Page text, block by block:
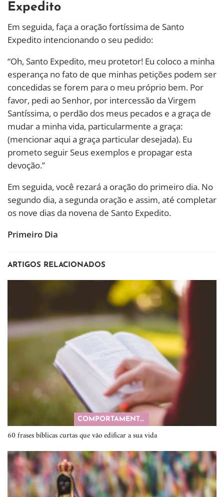
Expedito
Em seguida, faça a oração fortíssima de Santo
Expedito intencionando o seu pedido:
“Oh, Santo Expedito, meu protetor! Eu coloco a minha
esperança no fato de que minhas petições podem ser
concedidas se forem para o meu próprio bem. Por
favor, pedi ao Senhor, por intercessão da Virgem
Santíssima, o perdão dos meus pecados e a graça de
mudar a minha vida, particularmente a graça:
(mencionar aqui a graça particular desejada). Eu
prometo seguir Seus exemplos e propagar esta
devoção.”
Em seguida, você rezará a oração do primeiro dia. No
segundo dia, a segunda oração e assim, até completar
os nove dias da novena de Santo Expedito.
Primeiro Dia
ARTIGOS RELACIONADOS
COMPORTAMENTO
60 frases bíblicas curtas que vão edificar a sua vida